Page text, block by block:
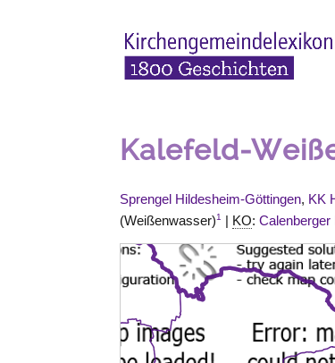
Kalefeld-
Sprengel Hildesheim-Göttingen, KK
(Weißenwasser)1 | KO: